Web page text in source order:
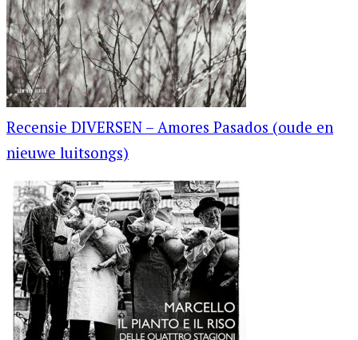
Recensie DIVERSEN – Amores Pasados (oude en
nieuwe luitsongs)